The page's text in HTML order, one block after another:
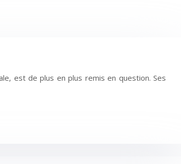
est de plus en plus remis en question. Ses